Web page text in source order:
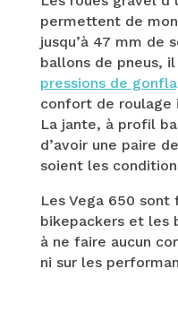
permettent de
jusqu’à 47 mm de
ballons de pneus,
pressions de
confort de roulage
La jante, à profil
d’avoir une paire
soient les
Les Vega 650
bikepackers et les
à ne faire aucun
ni sur les